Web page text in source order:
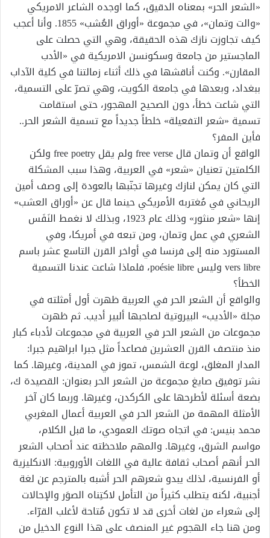
«الشعر الحر» بمعناه الدقيق، كما اوجده الشاعر الامريكي
«والت وتمان»، في مجموعة «أوراق العُشب» 1855. وأنا أعجب
كيف تجاوزت نازك هذه الحقيقة، وهي التي حصلت على
الماجستير من جامعة وسكونسن الامريكية في «الأدب
المقارن». وكنت أناقشها في ذلك أثناء زمالتنا في كلية الآداب
ببغداد، وبعدها في جامعة الكويت، وهي تصرّ على التسمية،
التي شاعت خطأ، دون الصحيح المهجور، حتى استقامت
تسمية «شعر التفعيلة» خلطاً جديداً مع تسمية الشعر الحر..
فأين المفر؟
الواقع أن وتمان قال free verse ولم يقل free poetry ولكن
الكلمتين تعنيان «شعر» في العربية، وهذا سبب المشكلة
التي كان يمكن لنازك وغيرها تجنّبها بالعودة إلى وصف أمين
الريحاني في مُغتربه الأمريكي حينما قال عن «أوراق العشب»
إنها «شعر منثور» وذلك عام 1923، وبذلك لا نغمط النَفَس
الشعري في عمل وتمان، ومن تبعه في أمريكا، وفي
المستورد منه إلى فرنسا في أواخر القرن التاسع عشر باسم
vers libre وليس poésie libre، فلماذا شاعت عندنا التسمية
الخطأ؟
والواقع أن الشعر الحر في العربية ظهرت أول أمثلته في
مجلة «الأديب» البيروتية لصاحبها ألبير أديب. ثم ظهرت
مجموعات من الشعر الحر في العربية في مجموعات لأدباء كبار
منذ منتصف القرن العشرين فصاعداً مثل جبرا ابراهيم جبرا:
المدار المغلق، لوعة الشمس، تموز في المدينة، وغيرها. كما
نشر توفيق صايغ مجموعة من الشعر الحر بعنوان: القصيدة ك،
بضعة أسئلة لأطرحها على الكركدن، وغيرها. وربما كان آخر
الأمثلة المهمة من الشعر الحر في العربية أعمال المغربي
محمد بنيس: في اتجاه صوتك العمودي، ما قبل الكلام،
مواسم الشرق، وغيرها. والمهم ملاحظته عند أصحاب الشعر
الحر أنهم أصحاب ثقافة عالية في اللغات الأوروبية: الانكليزية
أو الفرنسية، لذلك يبدو شعرهم الحر أشبه بالمترجم عن لغة
أجنبية، لكنه يتطلب كثيراً من التأمل لاكتِناه الصوَر والإحالات
إلى شعراء من لغات أخرى قد لا تكون مُتاحة لأغلب القرّاء.
ومن هنا جاء الهجوم غير المنصف على هذا النوع الدخيل من